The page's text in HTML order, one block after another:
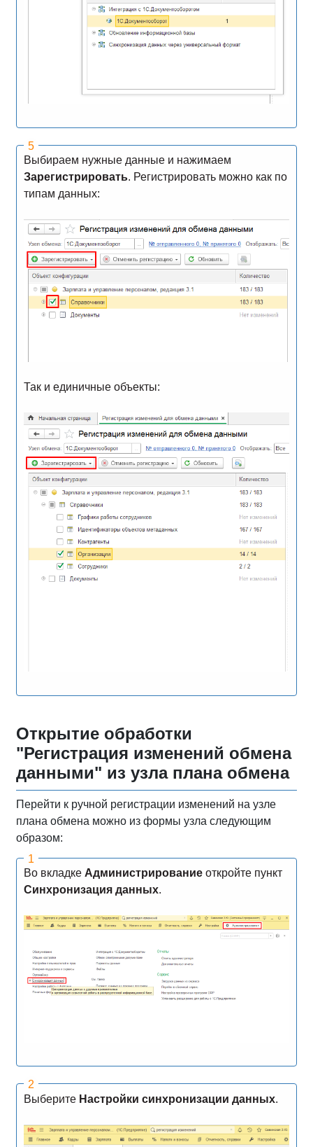
Выбираем нужные данные и нажимаем
Зарегистрировать. Регистрировать можно как по
типам данных:
Так и единичные объекты:
Открытие обработки
"Регистрация изменений обмена
данными" из узла плана обмена
Перейти к ручной регистрации изменений на узле
плана обмена можно из формы узла следующим
образом:
Во вкладке Администрирование откройте пункт
Синхронизация данных.
Выберите Настройки синхронизации данных.